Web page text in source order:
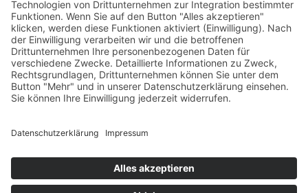
08 September, 2025
C6 Composite Tooling gewinnt Dragoslav
Stepanovic als Markenbotschafter
C6 Composite Tooling GmbH
Carl-Benz-Str. 25